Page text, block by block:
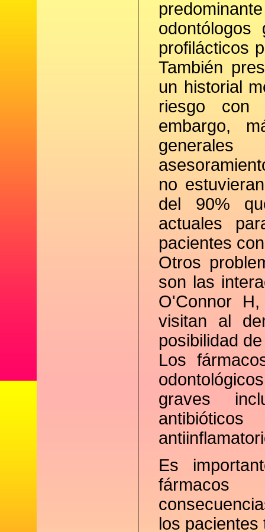
odontólogos
profilácticos
También
un historial
riesgo con
embargo,
generales
no
del 90%
actuales
pacientes
Otros
son las
O'Connor
visitan al
posibilidad
Los
graves
Es
fármacos
los pacientes